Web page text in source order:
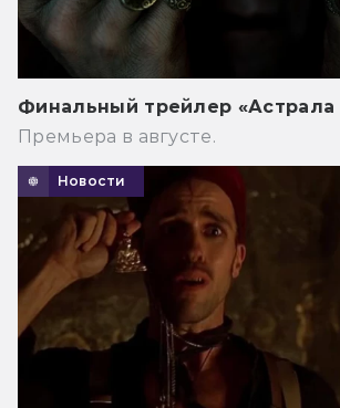
Финальный трейлер «Астрала
Премьера в августе.
Новости